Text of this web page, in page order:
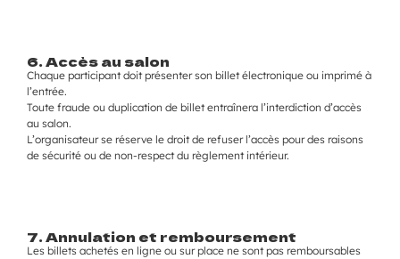
6. Accès au salon
Chaque participant doit présenter son billet électronique ou imprimé à
l’entrée.
Toute fraude ou duplication de billet entraînera l’interdiction d’accès
au salon.
L’organisateur se réserve le droit de refuser l’accès pour des raisons
de sécurité ou de non-respect du règlement intérieur.
7. Annulation et remboursement
Les billets achetés en ligne ou sur place ne sont pas remboursables